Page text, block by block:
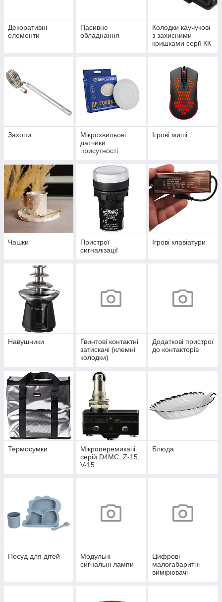
Декоративні
елементи
Пасивне
обладнання
Колодки каучукові
з захисними
кришками серії КК
Захопи
Мікрохвильові
датчики
присутності
Ігрові миші
Чашки
Пристрої
сигналізації
Ігрові клавіатури
Навушники
Ґвинтові контактні
затискачі (клемні
колодки)
Додаткові пристрої
до контакторів
Термосумки
Мікроперемикачі
серій D4MC, Z-15,
V-15
Блюда
Посуд для дітей
Модульні
сигнальні лампи
Цифрові
малогабаритні
вимірювачі